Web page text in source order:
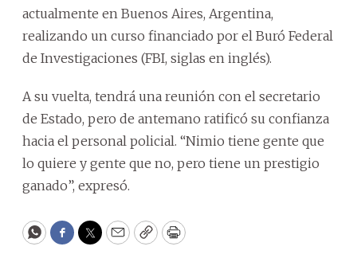
actualmente en Buenos Aires, Argentina,
realizando un curso financiado por el Buró Federal
de Investigaciones (FBI, siglas en inglés).
A su vuelta, tendrá una reunión con el secretario
de Estado, pero de antemano ratificó su confianza
hacia el personal policial. “Nimio tiene gente que
lo quiere y gente que no, pero tiene un prestigio
ganado”, expresó.
WhatsApp
Facebook
Twitter
EmailCopyPrint